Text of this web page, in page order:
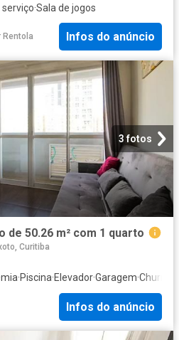
·Sala de jogos
Rentola Infos do anúncio
3 fotos
50.26 m² com 1 quarto
Curitiba
·Piscina·Elevador·Garagem·
Infos do anúncio